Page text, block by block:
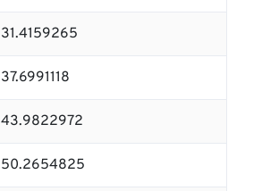
31.4159265
37.6991118
43.9822972
50.2654825